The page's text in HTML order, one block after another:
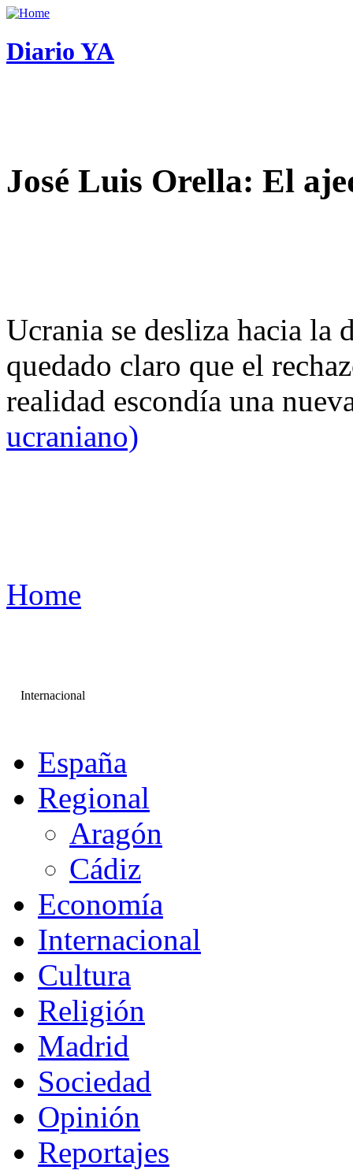
Diario YA
José Luis Orella: El
Ucrania se desliza hacia
quedado claro que el
realidad escondía una
ucraniano)
Home
Internacional
España
Regional
Aragón
Cádiz
Economía
Internacional
Cultura
Religión
Madrid
Sociedad
Opinión
Reportajes